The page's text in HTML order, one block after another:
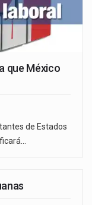
que México
de Estados